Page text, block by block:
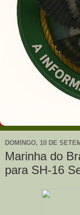
DOMINGO, 10 DE
Marinha do
para SH-16